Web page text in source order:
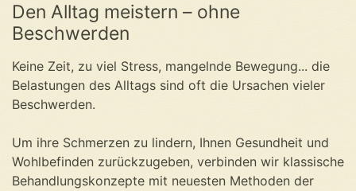
Den Alltag meistern – ohne
Beschwerden
Keine Zeit, zu viel Stress, mangelnde Bewegung... die
Belastungen des Alltags sind oft die Ursachen vieler
Beschwerden.
Um ihre Schmerzen zu lindern, Ihnen Gesundheit und
Wohlbefinden zurückzugeben, verbinden wir klassische
Behandlungskonzepte mit neuesten Methoden der